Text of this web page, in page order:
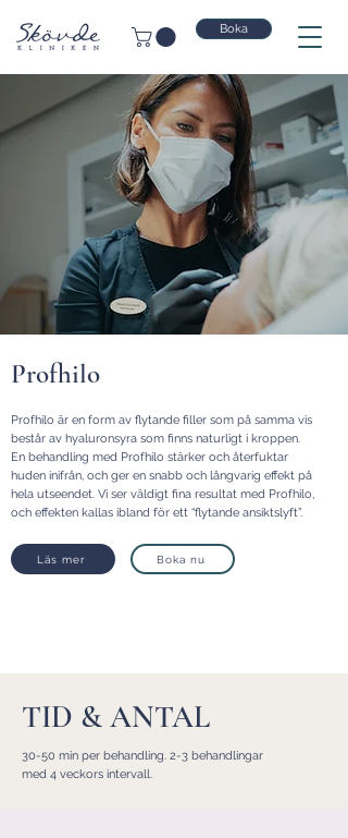
Boka
Profhilo
Profhilo är en form av flytande filler som på samma vis
består av hyaluronsyra som finns naturligt i kroppen.
En behandling med Profhilo stärker och återfuktar
huden inifrån, och ger en snabb och långvarig effekt på
hela utseendet. Vi ser väldigt fina resultat med Profhilo,
och effekten kallas ibland för ett “flytande ansiktslyft”.
Läs mer Boka nu
TID & ANTAL
30-50 min per behandling. 2-3 behandlingar
med 4 veckors intervall.